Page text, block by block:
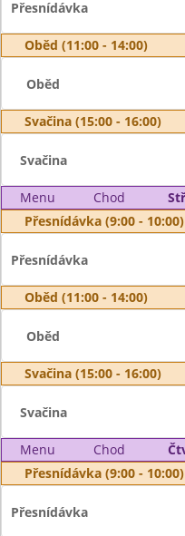
Přesnídávka
Oběd (11:00 - 14:00)
Oběd
Svačina (15:00 - 16:00)
Svačina
Menu Chod
Přesnídávka (9:00 - 10:00)
Přesnídávka
Oběd (11:00 - 14:00)
Oběd
Svačina (15:00 - 16:00)
Svačina
Menu Chod
Přesnídávka (9:00 - 10:00)
Přesnídávka